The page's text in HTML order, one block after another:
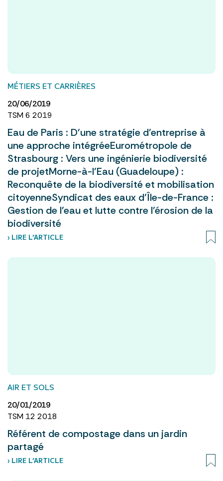
MÉTIERS ET CARRIÈRES
20/06/2019
TSM 6 2019
Eau de Paris : D’une stratégie d’entreprise à
une approche intégréeEurométropole de
Strasbourg : Vers une ingénierie biodiversité
de projetMorne-à-l’Eau (Guadeloupe) :
Reconquête de la biodiversité et mobilisation
citoyenneSyndicat des eaux d’Île-de-France :
Gestion de l’eau et lutte contre l’érosion de la
biodiversité
› LIRE L’ARTICLE
AIR ET SOLS
20/01/2019
TSM 12 2018
Référent de compostage dans un jardin
partagé
› LIRE L’ARTICLE